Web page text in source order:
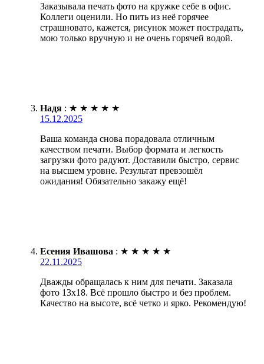
Заказывала печать фото на кружке себе в офис.
Коллеги оценили. Но пить из неё горячее
страшновато, кажется, рисунок может пострадать,
мою только вручную и не очень горячей водой.
Надя : ★ ★ ★ ★ ★
15.12.2025
Ваша команда снова порадовала отличным
качеством печати. Выбор формата и легкость
загрузки фото радуют. Доставили быстро, сервис
на высшем уровне. Результат превзошёл
ожидания! Обязательно закажу ещё!
Есения Ивашова : ★ ★ ★ ★ ★
22.11.2025
Дважды обращалась к ним для печати. Заказала
фото 13х18. Всё прошло быстро и без проблем.
Качество на высоте, всё четко и ярко. Рекомендую!